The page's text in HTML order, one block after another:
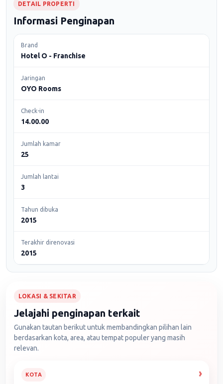
DETAIL PROPERTI
Informasi Penginapan
Brand
Hotel O - Franchise
Jaringan
OYO Rooms
Check-in
14.00.00
Jumlah kamar
25
Jumlah lantai
3
Tahun dibuka
2015
Terakhir direnovasi
2015
LOKASI & SEKITAR
Jelajahi penginapan terkait
Gunakan tautan berikut untuk membandingkan pilihan lain
berdasarkan kota, area, atau tempat populer yang masih
relevan.
KOTA